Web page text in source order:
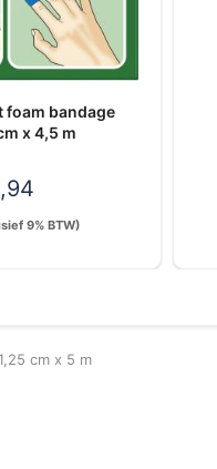
foam bandage
x 4,5 m
9% BTW)
cm x 5 m